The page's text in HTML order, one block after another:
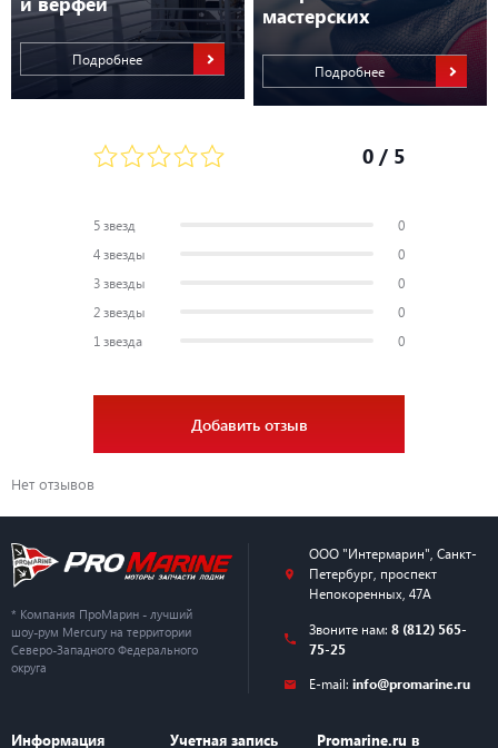
Подробнее
мастерских
Подробнее
0 / 5
5 звезд
0
4 звезды
0
3 звезды
0
2 звезды
0
1 звезда
0
Добавить отзыв
Нет отзывов
* Компания ПроМарин - лучший
шоу-рум Mercury на территории
Северо-Западного Федерального
округа
ООО "Интермарин" Санкт-
Петербург, проспект
Непокоренных, 47А
Звоните нам: 8 (812) 565-
75-25
E-mail: info@promarine.ru
Информация Учетная запись Promarine.ru в